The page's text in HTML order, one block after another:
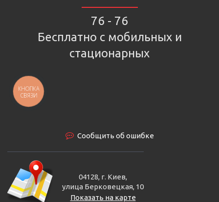
76 - 76
Бесплатно с мобильных и
стационарных
Сообщить об ошибке
04128, г. Киев,
улица Берковецкая, 10
Показать на карте
КНОПКА
СВЯЗИ